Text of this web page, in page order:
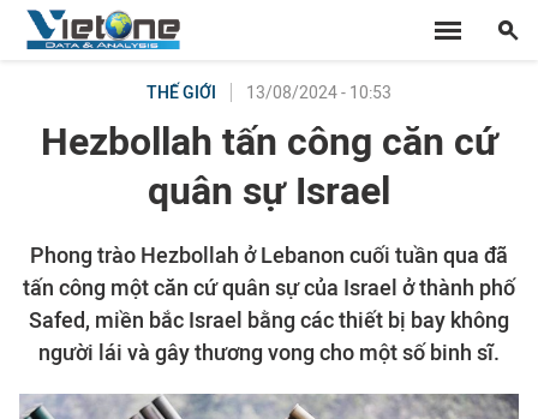
THẾ GIỚI 13/08/2024 - 10:53
Hezbollah tấn công căn cứ
quân sự Israel
Phong trào Hezbollah ở Lebanon cuối tuần qua đã
tấn công một căn cứ quân sự của Israel ở thành phố
Safed, miền bắc Israel bằng các thiết bị bay không
người lái và gây thương vong cho một số binh sĩ.